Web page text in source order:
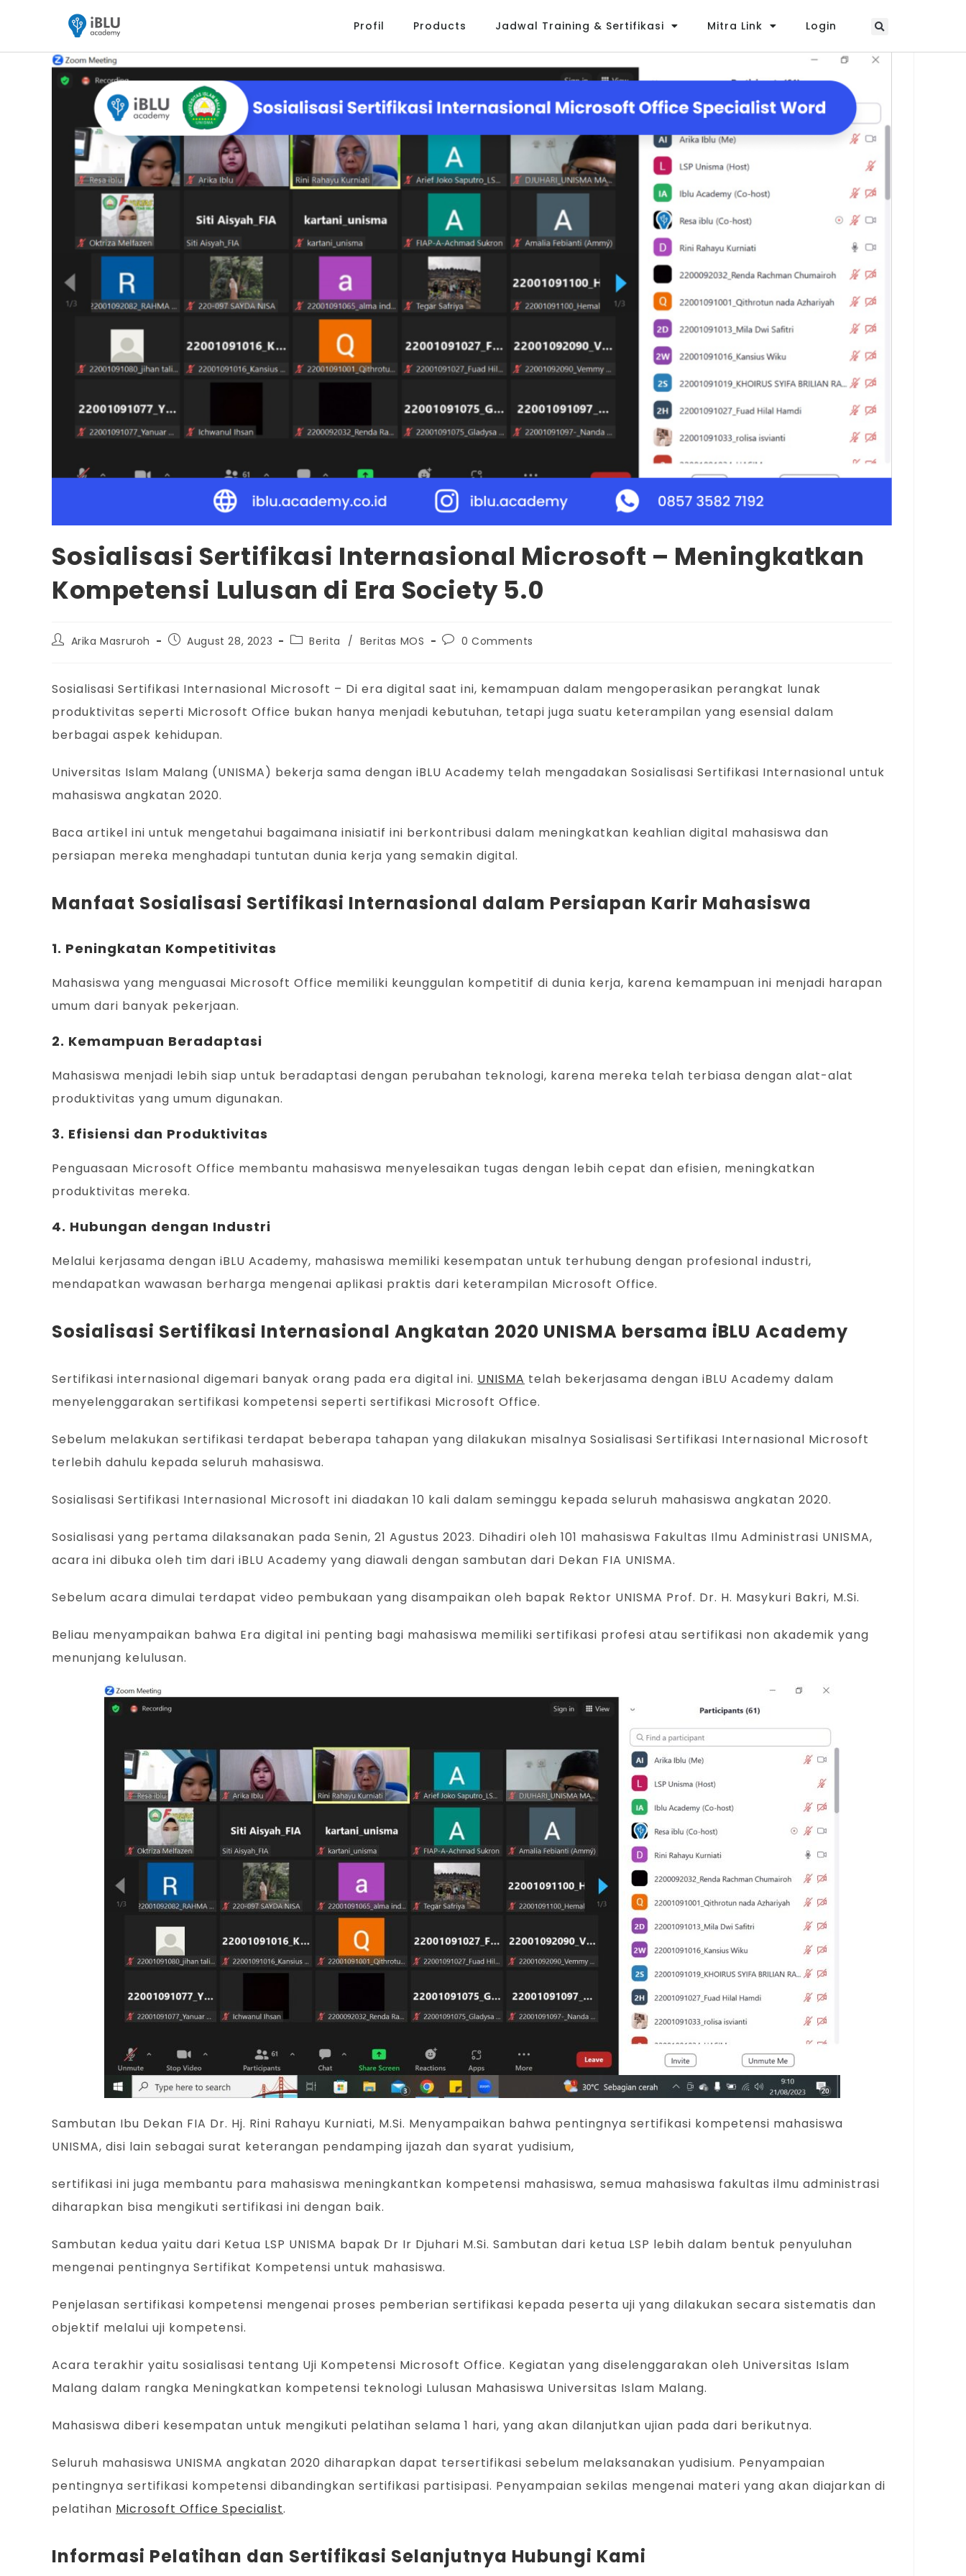
Profil Products Jadwal Training & Sertifikasi Mitra Link Login
Sosialisasi Sertifikasi Internasional Microsoft – Meningkatkan
Kompetensi Lulusan di Era Society 5.0
Arika Masruroh August 28, 2023 Berita / Beritas MOS 0 Comments
Sosialisasi Sertifikasi Internasional Microsoft – Di era digital saat ini, kemampuan dalam mengoperasikan perangkat lunak
produktivitas seperti Microsoft Office bukan hanya menjadi kebutuhan, tetapi juga suatu keterampilan yang esensial dalam
berbagai aspek kehidupan.
Universitas Islam Malang (UNISMA) bekerja sama dengan iBLU Academy telah mengadakan Sosialisasi Sertifikasi Internasional untuk
mahasiswa angkatan 2020.
Baca artikel ini untuk mengetahui bagaimana inisiatif ini berkontribusi dalam meningkatkan keahlian digital mahasiswa dan
persiapan mereka menghadapi tuntutan dunia kerja yang semakin digital.
Manfaat Sosialisasi Sertifikasi Internasional dalam Persiapan Karir Mahasiswa
1. Peningkatan Kompetitivitas
Mahasiswa yang menguasai Microsoft Office memiliki keunggulan kompetitif di dunia kerja, karena kemampuan ini menjadi harapan
umum dari banyak pekerjaan.
2. Kemampuan Beradaptasi
Mahasiswa menjadi lebih siap untuk beradaptasi dengan perubahan teknologi, karena mereka telah terbiasa dengan alat-alat
produktivitas yang umum digunakan.
3. Efisiensi dan Produktivitas
Penguasaan Microsoft Office membantu mahasiswa menyelesaikan tugas dengan lebih cepat dan efisien, meningkatkan
produktivitas mereka.
4. Hubungan dengan Industri
Melalui kerjasama dengan iBLU Academy, mahasiswa memiliki kesempatan untuk terhubung dengan profesional industri,
mendapatkan wawasan berharga mengenai aplikasi praktis dari keterampilan Microsoft Office.
Sosialisasi Sertifikasi Internasional Angkatan 2020 UNISMA bersama iBLU Academy
Sertifikasi internasional digemari banyak orang pada era digital ini. UNISMA telah bekerjasama dengan iBLU Academy dalam
menyelenggarakan sertifikasi kompetensi seperti sertifikasi Microsoft Office.
Sebelum melakukan sertifikasi terdapat beberapa tahapan yang dilakukan misalnya Sosialisasi Sertifikasi Internasional Microsoft
terlebih dahulu kepada seluruh mahasiswa.
Sosialisasi Sertifikasi Internasional Microsoft ini diadakan 10 kali dalam seminggu kepada seluruh mahasiswa angkatan 2020.
Sosialisasi yang pertama dilaksanakan pada Senin, 21 Agustus 2023. Dihadiri oleh 101 mahasiswa Fakultas Ilmu Administrasi UNISMA,
acara ini dibuka oleh tim dari iBLU Academy yang diawali dengan sambutan dari Dekan FIA UNISMA.
Sebelum acara dimulai terdapat video pembukaan yang disampaikan oleh bapak Rektor UNISMA Prof. Dr. H. Masykuri Bakri, M.Si.
Beliau menyampaikan bahwa Era digital ini penting bagi mahasiswa memiliki sertifikasi profesi atau sertifikasi non akademik yang
menunjang kelulusan.
Sambutan Ibu Dekan FIA Dr. Hj. Rini Rahayu Kurniati, M.Si. Menyampaikan bahwa pentingnya sertifikasi kompetensi mahasiswa
UNISMA, disi lain sebagai surat keterangan pendamping ijazah dan syarat yudisium,
sertifikasi ini juga membantu para mahasiswa meningkantkan kompetensi mahasiswa, semua mahasiswa fakultas ilmu administrasi
diharapkan bisa mengikuti sertifikasi ini dengan baik.
Sambutan kedua yaitu dari Ketua LSP UNISMA bapak Dr Ir Djuhari M.Si. Sambutan dari ketua LSP lebih dalam bentuk penyuluhan
mengenai pentingnya Sertifikat Kompetensi untuk mahasiswa.
Penjelasan sertifikasi kompetensi mengenai proses pemberian sertifikasi kepada peserta uji yang dilakukan secara sistematis dan
objektif melalui uji kompetensi.
Acara terakhir yaitu sosialisasi tentang Uji Kompetensi Microsoft Office. Kegiatan yang diselenggarakan oleh Universitas Islam
Malang dalam rangka Meningkatkan kompetensi teknologi Lulusan Mahasiswa Universitas Islam Malang.
Mahasiswa diberi kesempatan untuk mengikuti pelatihan selama 1 hari, yang akan dilanjutkan ujian pada dari berikutnya.
Seluruh mahasiswa UNISMA angkatan 2020 diharapkan dapat tersertifikasi sebelum melaksanakan yudisium. Penyampaian
pentingnya sertifikasi kompetensi dibandingkan sertifikasi partisipasi. Penyampaian sekilas mengenai materi yang akan diajarkan di
pelatihan Microsoft Office Specialist.
Informasi Pelatihan dan Sertifikasi Selanjutnya Hubungi Kami